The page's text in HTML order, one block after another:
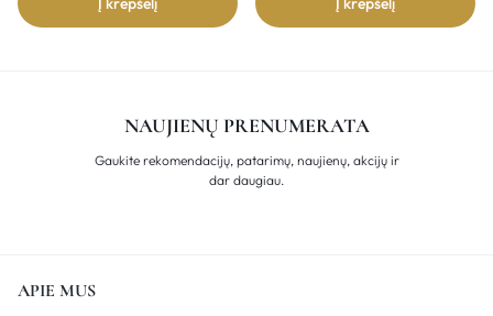
NAUJIENŲ PRENUMERATA
Gaukite rekomendacijų, patarimų, naujienų, akcijų ir
dar daugiau.
APIE MUS